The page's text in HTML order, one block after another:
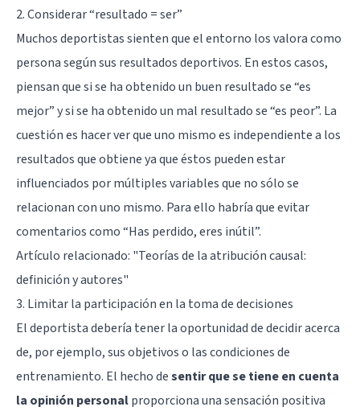
2. Considerar “resultado = ser”
Muchos deportistas sienten que el entorno los valora como
persona según sus resultados deportivos. En estos casos,
piensan que si se ha obtenido un buen resultado se “es
mejor” y si se ha obtenido un mal resultado se “es peor”. La
cuestión es hacer ver que uno mismo es independiente a los
resultados que obtiene ya que éstos pueden estar
influenciados por múltiples variables que no sólo se
relacionan con uno mismo. Para ello habría que evitar
comentarios como “Has perdido, eres inútil”.
Artículo relacionado: "Teorías de la atribución causal:
definición y autores"
3. Limitar la participación en la toma de decisiones
El deportista debería tener la oportunidad de decidir acerca
de, por ejemplo, sus objetivos o las condiciones de
entrenamiento. El hecho desentir que se tiene en cuenta
la opinión personalproporciona una sensación positiva